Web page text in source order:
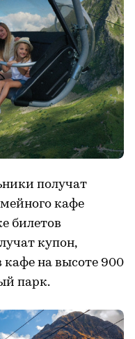
получат
кафе
билетов
купон,
на высоте 900
парк.